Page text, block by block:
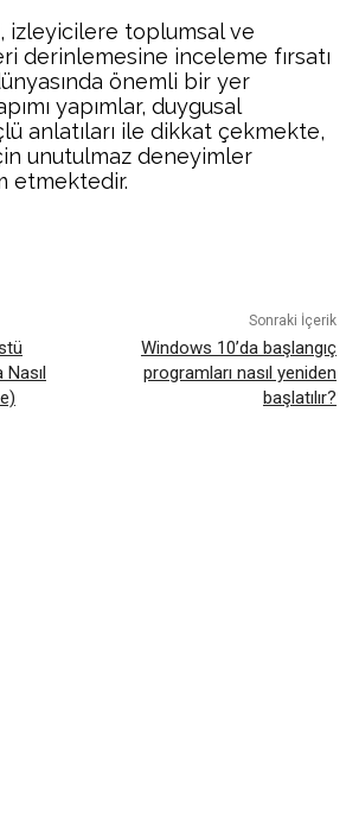
izleyicilere toplumsal ve
derinlemesine inceleme fırsatı
önemli bir yer
yapımlar, duygusal
anlatıları ile dikkat çekmekte,
unutulmaz deneyimler
etmektedir.
Nasıl
Sonraki İçerik
Windows 10’da başlangıç
programları nasıl yeniden
başlatılır?